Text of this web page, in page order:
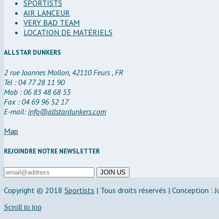
SPORTISTS
AIR LANCEUR
VERY BAD TEAM
LOCATION DE MATÉRIELS
ALLSTAR DUNKERS
2 rue Joannes Mollon, 42110 Feurs , FR
Tel : 04 77 28 11 90
Mob : 06 83 48 68 53
Fax : 04 69 96 52 17
E-mail: info@allstardunkers.com
Map
REJOINDRE NOTRE NEWSLETTER
Copyright © 2018 Sportists | Tous droits réservés | Conception :
Scroll to top